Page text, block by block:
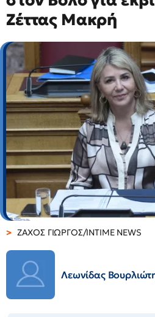
Ζέττας Μακρή
ΖΑΧΟΣ ΓΙΩΡΓΟΣ/INTIME NEWS
Λεωνίδας